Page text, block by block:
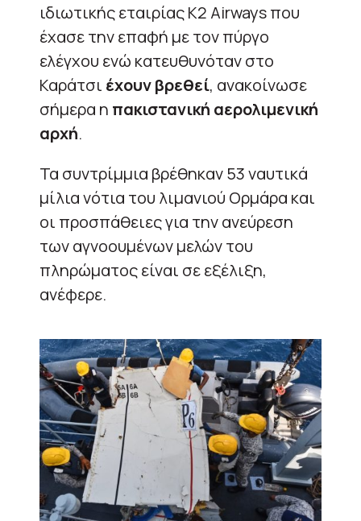
ιδιωτικής εταιρίας K2 Airways που
έχασε την επαφή με τον πύργο
ελέγχου ενώ κατευθυνόταν στο
Καράτσι έχουν βρεθεί, ανακοίνωσε
σήμερα η πακιστανική αερολιμενική
αρχή.
Τα συντρίμμια βρέθηκαν 53 ναυτικά
μίλια νότια του λιμανιού Ορμάρα και
οι προσπάθειες για την ανεύρεση
των αγνοουμένων μελών του
πληρώματος είναι σε εξέλιξη,
ανέφερε.